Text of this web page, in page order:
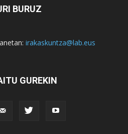
BURUZ
irakaskuntza@lab.eus
GUREKIN